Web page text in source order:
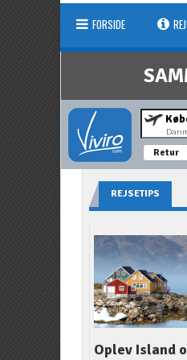
FORSIDE
Retur
REJSETIPS
Oplev Island